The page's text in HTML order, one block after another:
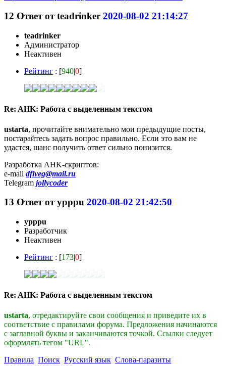
12 Ответ отteadrinker 2020-08-02 21:14:27
teadrinker
Администратор
Неактивен
Рейтинг : [940|0]
Re: AHK: Работа с выделенным текстом
ustarta, прочитайте внимательно мои предыдущие посты,
постарайтесь задать вопрос правильно. Если это вам не
удастся, шанс получить ответ сильно понизится.
Разработка AHK-скриптов:
e-mail dfiveg@mail.ru
Telegram jollycoder
13 Ответ отypppu 2020-08-02 21:42:50
ypppu
Разработчик
Неактивен
Рейтинг : [173|0]
Re: AHK: Работа с выделенным текстом
ustarta, отредактируйте свои сообщения и приведите их в
соответствие с правилами форума. Предложения начинаются
с заглавной буквы и заканчиваются точкой. Ссылки следует
оформлять тегом "URL".
Правила Поиск Русский язык Слова-паразиты